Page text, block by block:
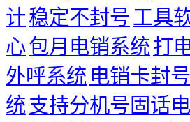
计稳定不封号 工具
心包月电销系统打
外呼系统 电销卡封
统 支持分机号固话